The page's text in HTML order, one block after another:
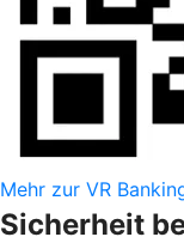
Mehr zur VR
Sicherheit